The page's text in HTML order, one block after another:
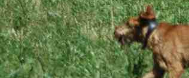
Das sind wir